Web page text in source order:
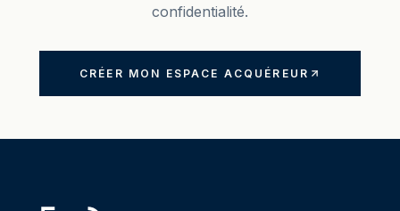
confidentialité.
CRÉER MON ESPACE ACQUÉREUR